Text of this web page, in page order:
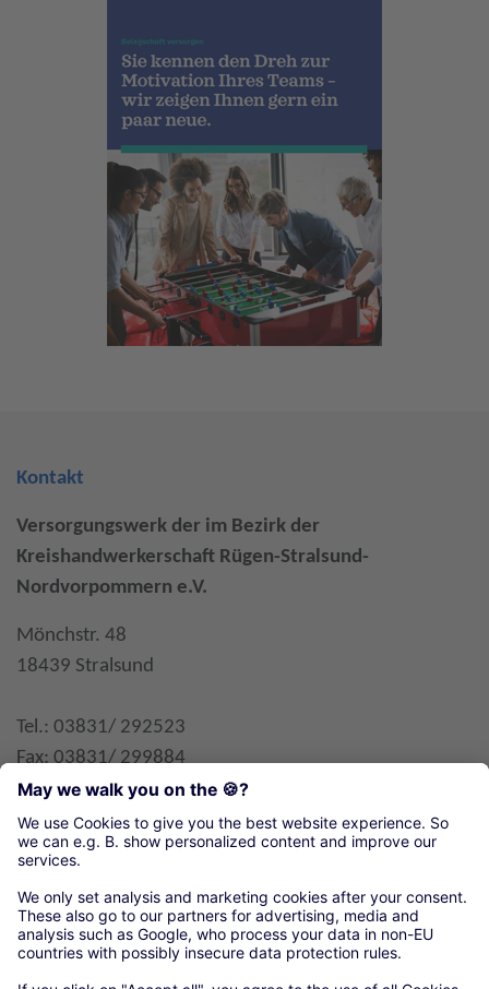
Kontakt
Versorgungswerk der im Bezirk der
Kreishandwerkerschaft Rügen-Stralsund-
Nordvorpommern e.V.
Mönchstr. 48
18439 Stralsund
Tel.: 03831/ 292523
Fax: 03831/ 299884
Organisationen unseres örtlichen Handwerks
Kreishandwerkerschaft Rügen-Stralsund-